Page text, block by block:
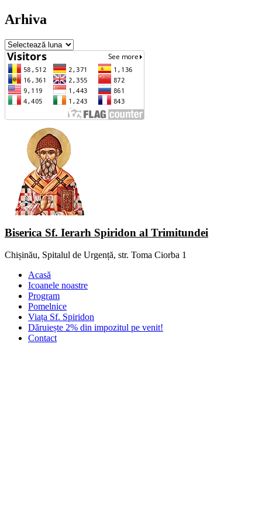
Arhiva
Arhiva
Biserica Sf. Ierarh Spiridon al Trimitundei
Chișinău, Spitalul de Urgență, str. Toma Ciorba 1
Acasă
Icoanele noastre
Program
Pomelnice
Viața Sf. Spiridon
Dăruiește 2% din impozitul pe venit!
Contact